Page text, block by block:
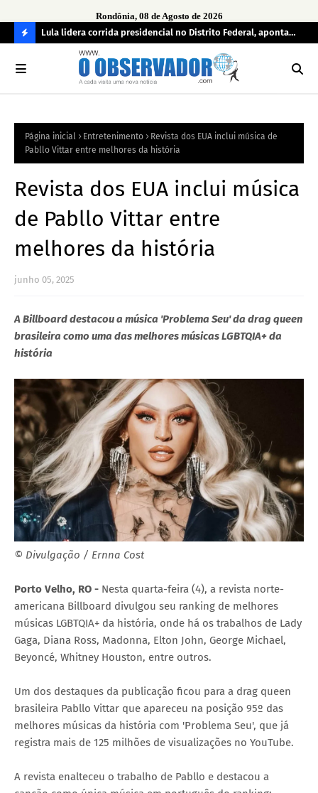
Rondônia, 08 de Agosto de 2026
O
R
Lula lidera corrida presidencial no Distrito Federal, aponta
pesquisa; Flávio Bolsonaro aparece em segundo
Página inicial Entretenimento
Revista dos EUA inclui música de
Pabllo Vittar entre melhores da história
Revista dos EUA inclui música
de Pabllo Vittar entre
melhores da história
junho 05, 2025
A Billboard destacou a música 'Problema Seu' da drag queen
brasileira como uma das melhores músicas LGBTQIA+ da
história
© Divulgação / Ernna Cost
Porto Velho, RO - Nesta quarta-feira (4), a revista norte-
americana Billboard divulgou seu ranking de melhores
músicas LGBTQIA+ da história, onde há os trabalhos de Lady
Gaga, Diana Ross, Madonna, Elton John, George Michael,
Beyoncé, Whitney Houston, entre outros.
Um dos destaques da publicação ficou para a drag queen
brasileira Pabllo Vittar que apareceu na posição 95º das
melhores músicas da história com 'Problema Seu', que já
registra mais de 125 milhões de visualizações no YouTube.
A revista enalteceu o trabalho de Pabllo e destacou a